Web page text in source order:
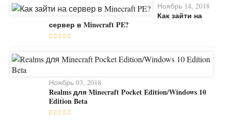
Ноябрь 14, 2018
Как зайти на
сервер в Minecraft PE?
Ноябрь 03, 2018
Realms для Minecraft Pocket Edition/Windows 10
Edition Beta